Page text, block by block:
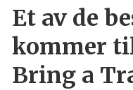
Et av de
kommer
Bring a